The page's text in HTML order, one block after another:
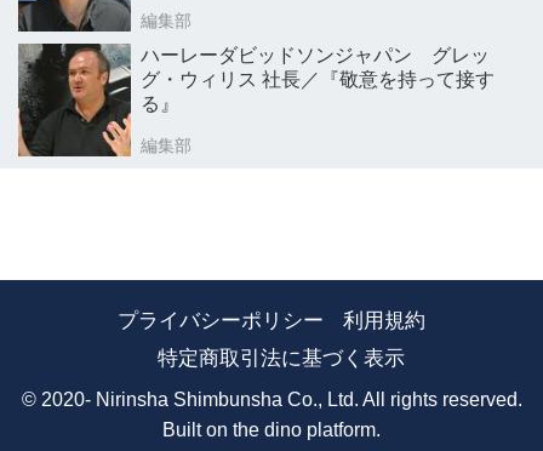
編集部
ハーレーダビッドソンジャパン グレッ
グ・ウィリス 社長／『敬意を持って接す
る』
編集部
プライバシーポリシー
利用規約
特定商取引法に基づく表示
© 2020- Nirinsha Shimbunsha Co., Ltd. All rights reserved.
Built on the dino platform.